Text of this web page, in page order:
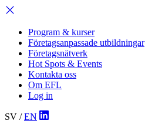
Program & kurser
Företagsanpassade utbildningar
Företagsnätverk
Hot Spots & Events
Kontakta oss
Om EFL
Log in
SV /EN